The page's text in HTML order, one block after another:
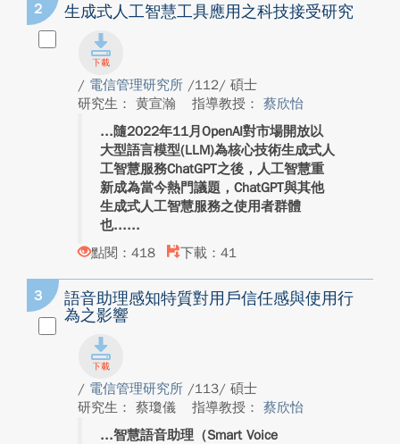
2 生成式人工智慧工具應用之科技接受研究
/ 電信管理研究所 /112/ 碩士
研究生： 黄宣瀚
指導教授： 蔡欣怡
隨2022年11月OpenAI對市場開放以
大型語言模型(LLM)為核心技術生成式人
工智慧服務ChatGPT之後，人工智慧重
新成為當今熱門議題，ChatGPT與其他
生成式人工智慧服務之使用者群體
也...
點閱：418
下載：41
3
語音助理感知特質對用戶信任感與使用行
為之影響
/ 電信管理研究所 /113/ 碩士
研究生： 蔡瓊儀
指導教授： 蔡欣怡
智慧語音助理（Smart Voice